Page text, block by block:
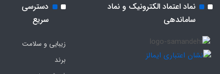
نماد اعتماد الکترونیک و نماد
ساماندهی
دسترسی
سریع
زیبایی و سلامت
برند